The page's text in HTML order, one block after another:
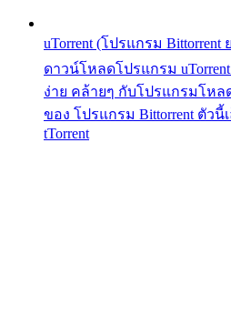
uTorrent (โปรแกรม
ดาวน์โหลดโปรแกรม
ง่าย คล้ายๆ กับโปรแกรมโหล
ของ โปรแกรม Bittorrent ตัวนี้
tTorrent